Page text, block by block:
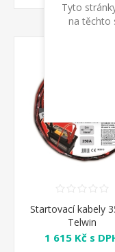
Startovací kabely
Telwin
1 615 Kč s
Tyto
na těchto